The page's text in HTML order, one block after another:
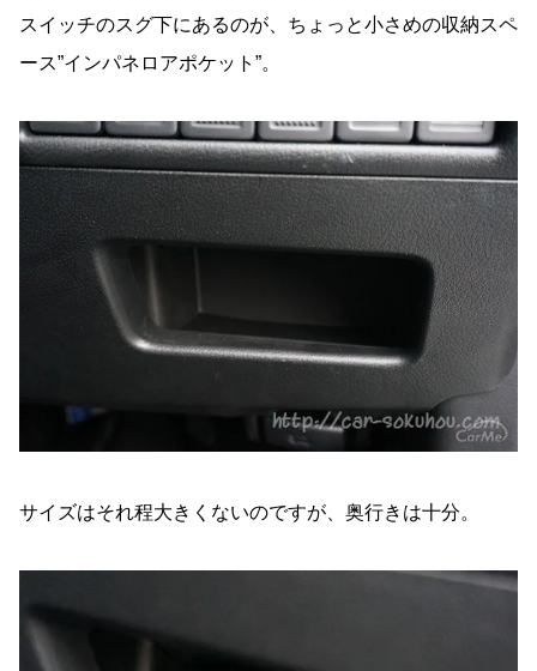
スイッチのスグ下にあるのが、ちょっと小さめの収納スペ
ース”インパネロアポケット”。
サイズはそれ程大きくないのですが、奥行きは十分。